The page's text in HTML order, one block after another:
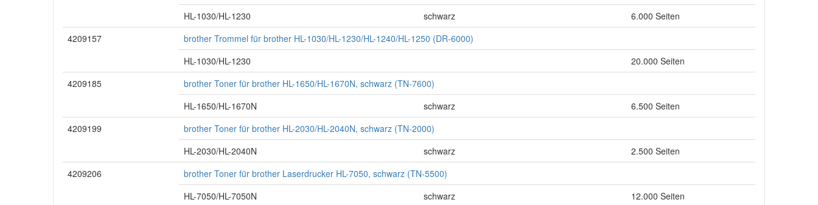
HL-1030/HL-1230
schwarz
6.000 Seiten
4209157
brother Trommel für brother HL-1030/HL-1230/HL-1240/HL-1250 (DR-6000)
HL-1030/HL-1230
20.000 Seiten
4209185
brother Toner für brother HL-1650/HL-1670N, schwarz (TN-7600)
HL-1650/HL-1670N
schwarz
6.500 Seiten
4209199
brother Toner für brother HL-2030/HL-2040N, schwarz (TN-2000)
HL-2030/HL-2040N
schwarz
2.500 Seiten
4209206
brother Toner für brother Laserdrucker HL-7050, schwarz (TN-5500)
HL-7050/HL-7050N
schwarz
12.000 Seiten